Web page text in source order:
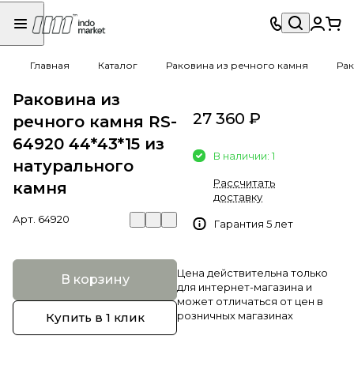
Главная Каталог Раковина из речного камня
Раковина из
речного камня RS-
64920 44*43*15 из
натурального
камня
Арт. 64920
В корзину
Купить в 1 клик
27 360 ₽
В наличии: 1
Рассчитать
доставку
Гарантия 5 лет
Цена действительна только
для интернет-магазина и
может отличаться от цен в
розничных магазинах